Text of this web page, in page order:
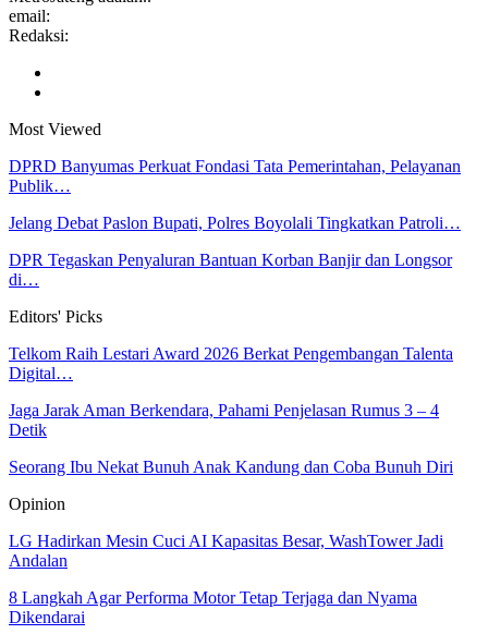
email:
Redaksi:
Most Viewed
DPRD Banyumas Perkuat Fondasi Tata Pemerintahan, Pelayanan
Publik…
Jelang Debat Paslon Bupati, Polres Boyolali Tingkatkan Patroli…
DPR Tegaskan Penyaluran Bantuan Korban Banjir dan Longsor
di…
Editors' Picks
Telkom Raih Lestari Award 2026 Berkat Pengembangan Talenta
Digital…
Jaga Jarak Aman Berkendara, Pahami Penjelasan Rumus 3 – 4
Detik
Seorang Ibu Nekat Bunuh Anak Kandung dan Coba Bunuh Diri
Opinion
LG Hadirkan Mesin Cuci AI Kapasitas Besar, WashTower Jadi
Andalan
8 Langkah Agar Performa Motor Tetap Terjaga dan Nyama
Dikendarai